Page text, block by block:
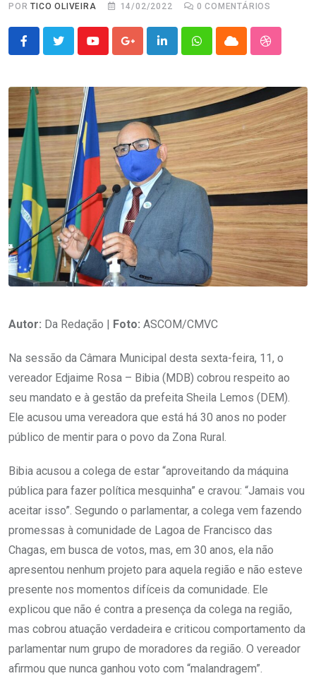
PORTICO OLIVEIRA 14/02/2022 0 COMENTÁRIOS
YoutubeGoogle+LinkedInWhatsappCloud
Autor: Da Redação | Foto: ASCOM/CMVC
Na sessão da Câmara Municipal desta sexta-feira, 11, o
vereador Edjaime Rosa – Bibia (MDB) cobrou respeito ao
seu mandato e à gestão da prefeita Sheila Lemos (DEM).
Ele acusou uma vereadora que está há 30 anos no poder
público de mentir para o povo da Zona Rural.
Bibia acusou a colega de estar “aproveitando da máquina
pública para fazer política mesquinha” e cravou: “Jamais vou
aceitar isso”. Segundo o parlamentar, a colega vem fazendo
promessas à comunidade de Lagoa de Francisco das
Chagas, em busca de votos, mas, em 30 anos, ela não
apresentou nenhum projeto para aquela região e não esteve
presente nos momentos difíceis da comunidade. Ele
explicou que não é contra a presença da colega na região,
mas cobrou atuação verdadeira e criticou comportamento da
parlamentar num grupo de moradores da região. O vereador
afirmou que nunca ganhou voto com “malandragem”.